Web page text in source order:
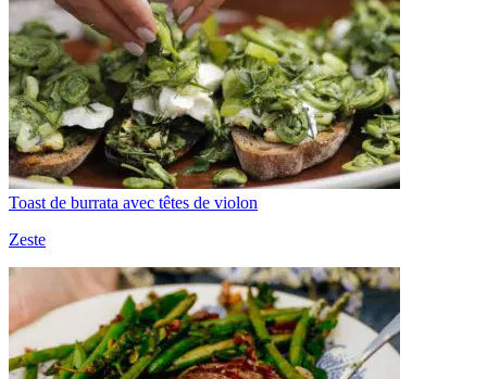
Toast de burrata avec têtes de violon
Zeste